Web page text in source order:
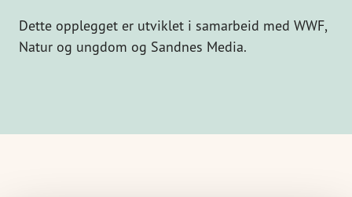
Dette opplegget er utviklet i samarbeid med WWF,
Natur og ungdom og Sandnes Media.